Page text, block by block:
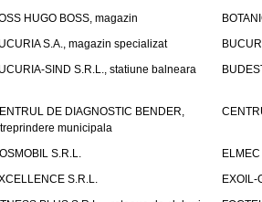
HUGO BOSS, magazin
S.A., magazin specializat
SIND S.R.L., statiune balneara
DE DIAGNOSTIC BENDER,
municipala
S.R.L.
S.R.L.
EXOIL-